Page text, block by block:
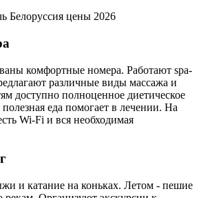
комфортные номера. Работают spa-
различные виды массажа и
доступно полноценное диетическое
еда помогает в лечении. На
Wi-Fi и вся необходимая
и катание на коньках. Летом - пешие